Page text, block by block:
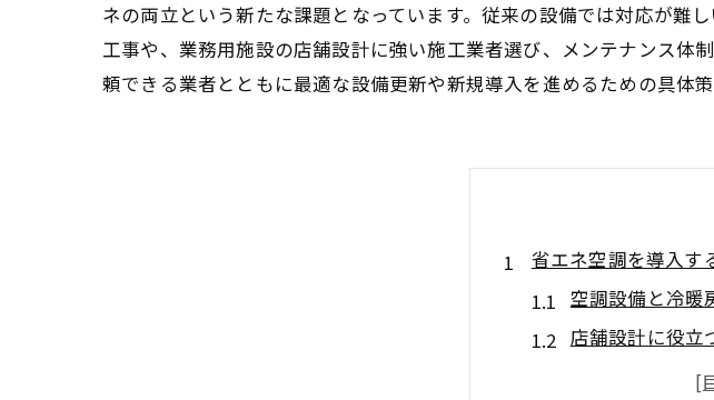
ネの両立という新たな課題となっています。従来の設備では対応が難
工事や、業務用施設の店舗設計に強い施工業者選び、メンテナンス
頼できる業者とともに最適な設備更新や新規導入を進めるための具体策
省エネ空調を導入す
空調設備と冷暖
店舗設計に役立
冷暖房工事の